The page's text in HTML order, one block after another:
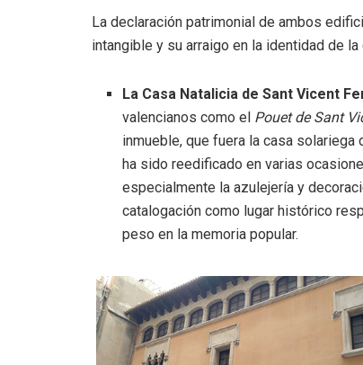
La declaración patrimonial de ambos
intangible y su arraigo en la identidad de la
La Casa Natalicia de Sant Vicent
valencianos como el Pouet de Sant
inmueble, que fuera la casa
ha sido reedificado en varias
especialmente la azulejería y
catalogación como lugar histórico
peso en la memoria popular.